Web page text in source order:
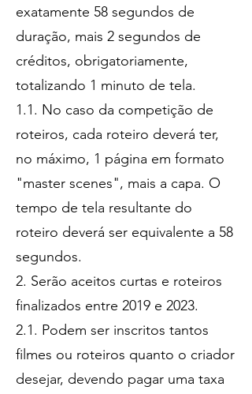
exatamente 58 segundos de
duração, mais 2 segundos de
créditos, obrigatoriamente,
totalizando 1 minuto de tela.
1.1. No caso da competição de
roteiros, cada roteiro deverá ter,
no máximo, 1 página em formato
"master scenes", mais a capa. O
tempo de tela resultante do
roteiro deverá ser equivalente a 58
segundos.
2. Serão aceitos curtas e roteiros
finalizados entre 2019 e 2023.
2.1. Podem ser inscritos tantos
filmes ou roteiros quanto o criador
desejar, devendo pagar uma taxa